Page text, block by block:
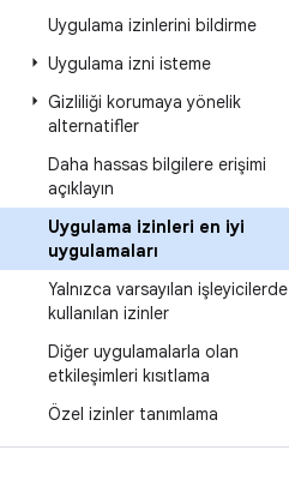
Uygulama izinlerini bildirme
Uygulama izni isteme
Gizliliği korumaya yönelik
alternatifler
Daha hassas bilgilere erişimi
açıklayın
Uygulama izinleri en iyi
uygulamaları
Yalnızca varsayılan işleyicilerde
kullanılan izinler
Diğer uygulamalarla olan
etkileşimleri kısıtlama
Özel izinler tanımlama